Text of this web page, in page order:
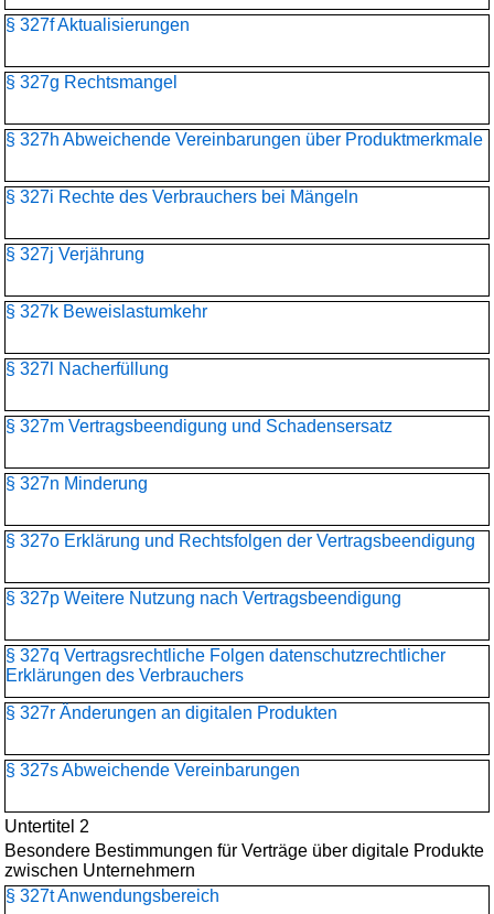
§ 327f Aktualisierungen
§ 327g Rechtsmangel
§ 327h Abweichende Vereinbarungen über Produktmerkmale
§ 327i Rechte des Verbrauchers bei Mängeln
§ 327j Verjährung
§ 327k Beweislastumkehr
§ 327l Nacherfüllung
§ 327m Vertragsbeendigung und Schadensersatz
§ 327n Minderung
§ 327o Erklärung und Rechtsfolgen der Vertragsbeendigung
§ 327p Weitere Nutzung nach Vertragsbeendigung
§ 327q Vertragsrechtliche Folgen datenschutzrechtlicher
Erklärungen des Verbrauchers
§ 327r Änderungen an digitalen Produkten
§ 327s Abweichende Vereinbarungen
Untertitel 2
Besondere Bestimmungen für Verträge über digitale Produkte
zwischen Unternehmern
§ 327t Anwendungsbereich